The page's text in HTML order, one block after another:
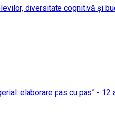
diversitate cognitivă și
elaborare pas cu pas” - 12